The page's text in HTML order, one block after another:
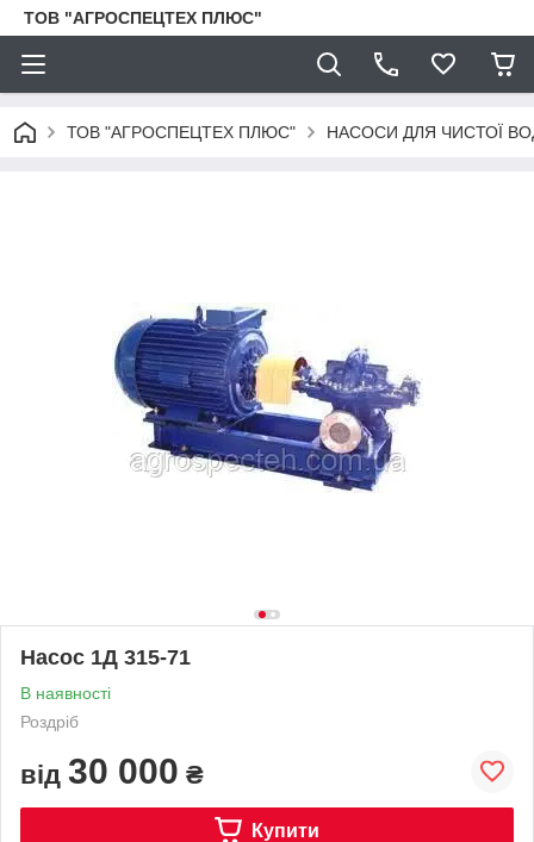
ТОВ "АГРОСПЕЦТЕХ ПЛЮС"
ТОВ "АГРОСПЕЦТЕХ ПЛЮС" НАСОСИ ДЛЯ ЧИСТОЇ
Насос 1Д 315-71
В наявності
Роздріб
від 30 000 ₴
Купити